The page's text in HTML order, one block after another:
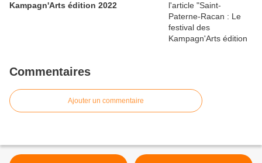
Kampagn'Arts édition 2022
Commentaires
Ajouter un commentaire